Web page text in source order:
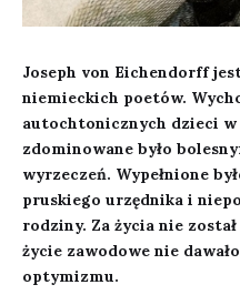
Joseph von Eichendorff
niemieckich poetów.
autochtonicznych dzieci w
zdominowane było
wyrzeczeń. Wypełnione
pruskiego urzędnika i
rodziny. Za życia nie
życie zawodowe nie
optymizmu.